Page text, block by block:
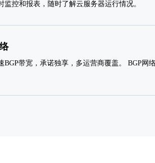
监控和报表，随时了解云服务器运行情况。
BGP带宽，承诺独享，多运营商覆盖。 BGP